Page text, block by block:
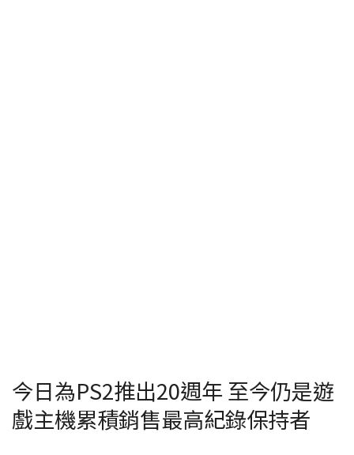
今日為PS2推出20週年 至今仍是遊
戲主機累積銷售最高紀錄保持者